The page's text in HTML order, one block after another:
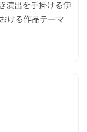
演出を手掛ける伊
ける作品テーマ